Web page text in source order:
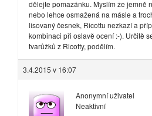
dělejte pomazánku. Myslím že jemně
nebo lehce osmažená na másle a
lisovaný česnek, Ricottu nezkazí a
kombinaci při oslavě ocení :-). Určitě
tvarůžků z Ricotty, podělím.
3.4.2015 v 16:07
Anonymní uživatel
Neaktivní